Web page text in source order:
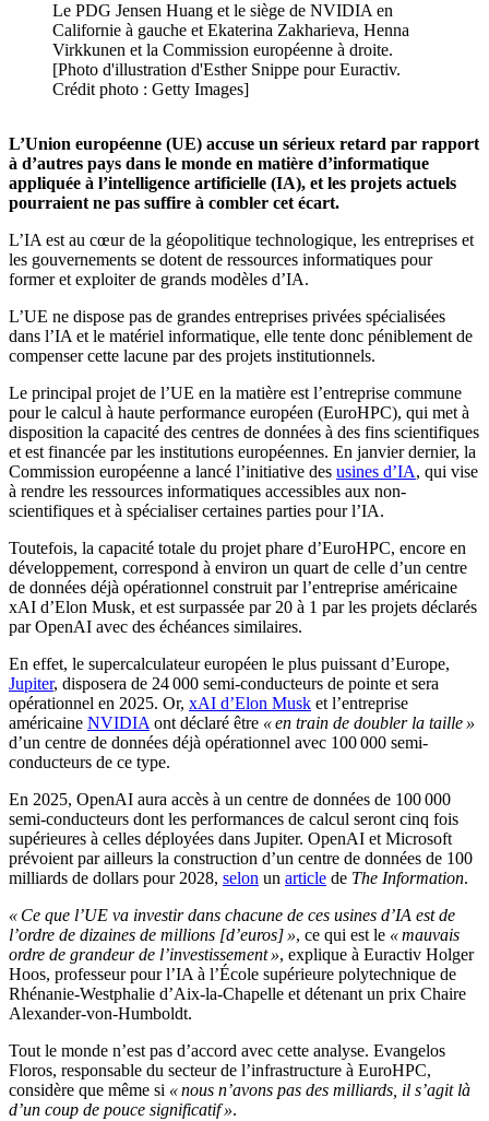
Le PDG Jensen Huang et le siège de NVIDIA en
Californie à gauche et Ekaterina Zakharieva, Henna
Virkkunen et la Commission européenne à droite.
[Photo d'illustration d'Esther Snippe pour Euractiv.
Crédit photo : Getty Images]
L’Union européenne (UE) accuse un sérieux retard par rapport
à d’autres pays dans le monde en matière d’informatique
appliquée à l’intelligence artificielle (IA), et les projets actuels
pourraient ne pas suffire à combler cet écart.
L’IA est au cœur de la géopolitique technologique, les entreprises et
les gouvernements se dotent de ressources informatiques pour
former et exploiter de grands modèles d’IA.
L’UE ne dispose pas de grandes entreprises privées spécialisées
dans l’IA et le matériel informatique, elle tente donc péniblement de
compenser cette lacune par des projets institutionnels.
Le principal projet de l’UE en la matière est l’entreprise commune
pour le calcul à haute performance européen (EuroHPC), qui met à
disposition la capacité des centres de données à des fins scientifiques
et est financée par les institutions européennes. En janvier dernier, la
Commission européenne a lancé l’initiative des usines d’IA, qui vise
à rendre les ressources informatiques accessibles aux non-
scientifiques et à spécialiser certaines parties pour l’IA.
Toutefois, la capacité totale du projet phare d’EuroHPC, encore en
développement, correspond à environ un quart de celle d’un centre
de données déjà opérationnel construit par l’entreprise américaine
xAI d’Elon Musk, et est surpassée par 20 à 1 par les projets déclarés
par OpenAI avec des échéances similaires.
En effet, le supercalculateur européen le plus puissant d’Europe,
Jupiter, disposera de 24 000 semi-conducteurs de pointe et sera
opérationnel en 2025. Or, xAI d’Elon Musk et l’entreprise
américaine NVIDIA ont déclaré être « en train de doubler la taille »
d’un centre de données déjà opérationnel avec 100 000 semi-
conducteurs de ce type.
En 2025, OpenAI aura accès à un centre de données de 100 000
semi-conducteurs dont les performances de calcul seront cinq fois
supérieures à celles déployées dans Jupiter. OpenAI et Microsoft
prévoient par ailleurs la construction d’un centre de données de 100
milliards de dollars pour 2028, selon un article de The Information.
« Ce que l’UE va investir dans chacune de ces usines d’IA est de
l’ordre de dizaines de millions [d’euros] », ce qui est le « mauvais
ordre de grandeur de l’investissement », explique à Euractiv Holger
Hoos, professeur pour l’IA à l’École supérieure polytechnique de
Rhénanie-Westphalie d’Aix-la-Chapelle et détenant un prix Chaire
Alexander-von-Humboldt.
Tout le monde n’est pas d’accord avec cette analyse. Evangelos
Floros, responsable du secteur de l’infrastructure à EuroHPC,
considère que même si « nous n’avons pas des milliards, il s’agit là
d’un coup de pouce significatif ».